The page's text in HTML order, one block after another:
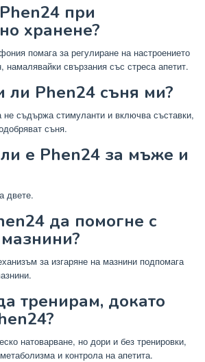
при
хранене?
помага за регулиране на настроението
намалявайки свързания със стреса апетит.
Phen24 съня ми?
съдържа стимуланти и включва съставки,
съня.
е Phen24 за мъже и
двете.
да помогне с
за изгаряне на мазнини подпомага
тренирам, докато
натоварване, но дори и без тренировки,
и контрола на апетита.